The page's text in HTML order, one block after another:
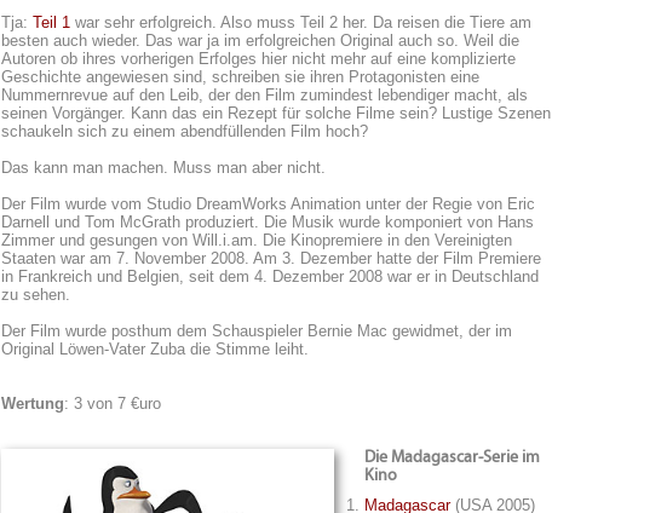
Tja: Teil 1 war sehr erfolgreich. Also muss Teil 2 her. Da reisen die Tiere am
besten auch wieder. Das war ja im erfolgreichen Original auch so. Weil die
Autoren ob ihres vorherigen Erfolges hier nicht mehr auf eine komplizierte
Geschichte angewiesen sind, schreiben sie ihren Protagonisten eine
Nummernrevue auf den Leib, der den Film zumindest lebendiger macht, als
seinen Vorgänger. Kann das ein Rezept für solche Filme sein? Lustige Szenen
schaukeln sich zu einem abendfüllenden Film hoch?
Das kann man machen. Muss man aber nicht.
Der Film wurde vom Studio DreamWorks Animation unter der Regie von Eric
Darnell und Tom McGrath produziert. Die Musik wurde komponiert von Hans
Zimmer und gesungen von Will.i.am. Die Kinopremiere in den Vereinigten
Staaten war am 7. November 2008. Am 3. Dezember hatte der Film Premiere
in Frankreich und Belgien, seit dem 4. Dezember 2008 war er in Deutschland
zu sehen.
Der Film wurde posthum dem Schauspieler Bernie Mac gewidmet, der im
Original Löwen-Vater Zuba die Stimme leiht.
Wertung: 3 von 7 €uro
Die Madagascar-Serie im
Kino
Madagascar(USA 2005)